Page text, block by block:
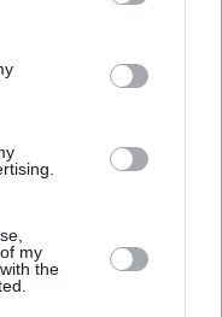
third-party tags to
in below Google
my
the
όπλα και
για το
1948 πριν τη
τόνων για νέο
75 για έως 72